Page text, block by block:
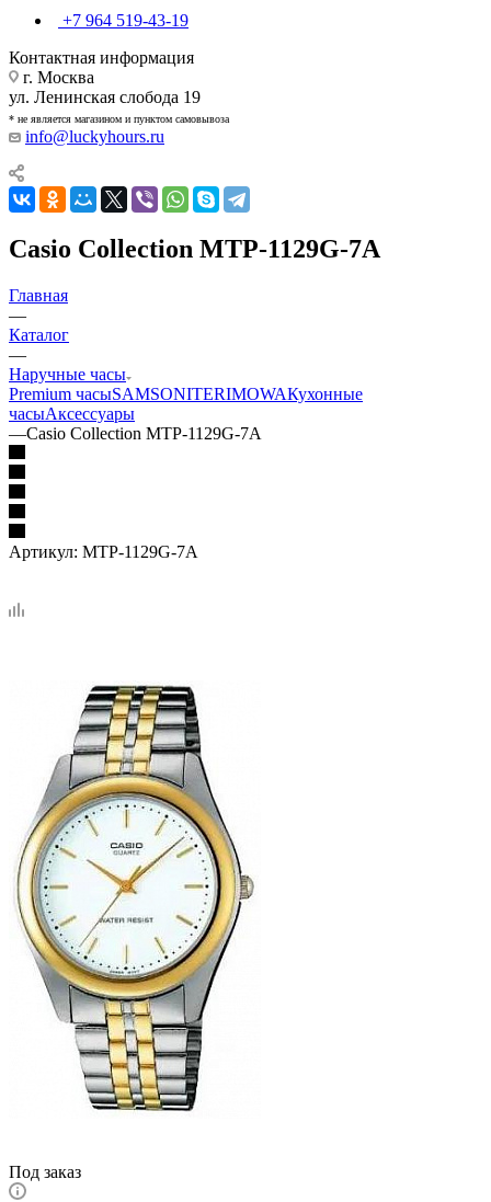
+7 964 519-43-19
Контактная информация
г. Москва
ул. Ленинская слобода 19
* не является магазином и пунктом самовывоза
info@luckyhours.ru
Casio Collection MTP-1129G-7A
Главная
—
Каталог
—
Наручные часы
Premium часыSAMSONITERIMOWAКухонные
часыАксессуары
—Casio Collection MTP-1129G-7A
Артикул: MTP-1129G-7A
Под заказ